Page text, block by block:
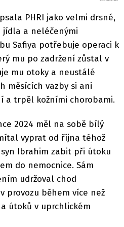
PHRI jako velmi drsné,
jídla a neléčenými
Safiya potřebuje operaci k
mu po zadržení zůstal v
mu otoky a neustálé
měsících vazby si ani
a trpěl kožními chorobami.
2024 měl na sobě bílý
vyprat od října téhož
Ibrahim zabit při útoku
do nemocnice. Sám
udržoval chod
provozu během více než
útoků v uprchlickém